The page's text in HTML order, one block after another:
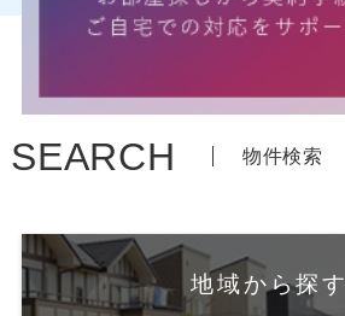
SEARCH 物件検索
地域から探す